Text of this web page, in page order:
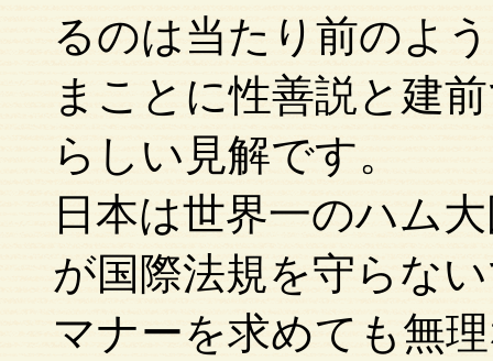
るのは当たり前のよ
まことに性善説と建
らしい見解です。
日本は世界一のハム
が国際法規を守らな
マナーを求めても無